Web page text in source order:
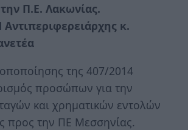
Π.Ε. Λακωνίας.
Αντιπεριφερειάρχης κ.
της 407/2014
προσώπων για την
και χρηματικών εντολών
προς την ΠΕ Μεσσηνίας.